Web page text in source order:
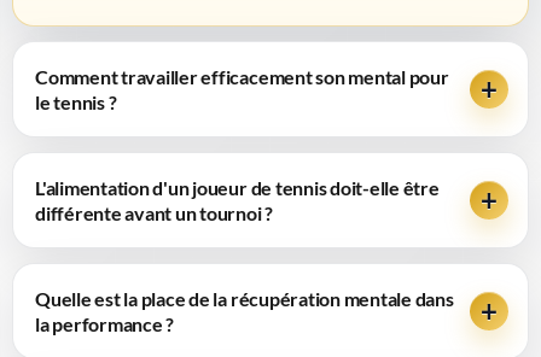
Comment travailler efficacement son mental pour
le tennis ?
L'alimentation d'un joueur de tennis doit-elle être
différente avant un tournoi ?
Quelle est la place de la récupération mentale dans
la performance ?